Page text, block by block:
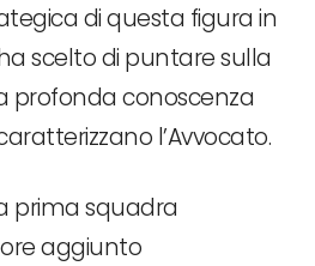
di questa figura in
scelto di puntare sulla
profonda conoscenza
l’Avvocato.
prima squadra
aggiunto